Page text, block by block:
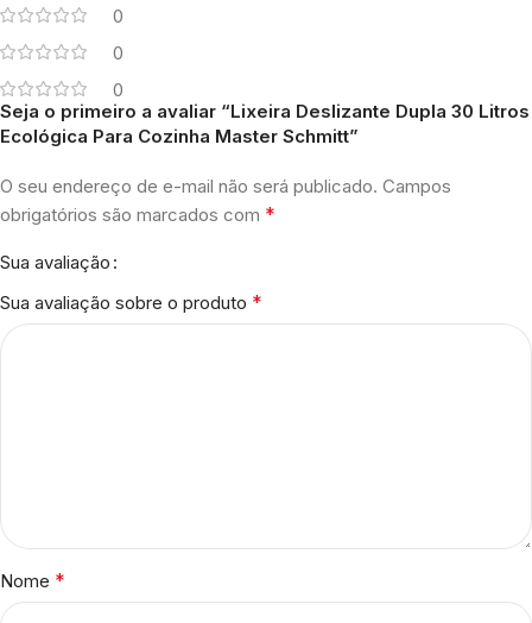
0
0
0
Seja o primeiro a avaliar “Lixeira Deslizante Dupla 30 Litros
Ecológica Para Cozinha Master Schmitt”
O seu endereço de e-mail não será publicado. Campos
obrigatórios são marcados com *
Sua avaliação
Sua avaliação sobre o produto *
Nome *